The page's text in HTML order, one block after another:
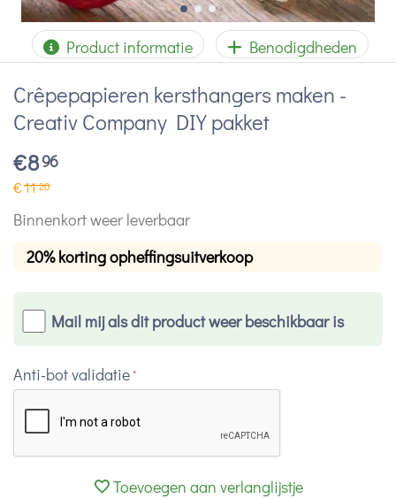
Product informatie Benodigdheden
Crêpepapieren kersthangers maken -
Creativ Company DIY pakket
€896
€1120
Binnenkort weer leverbaar
20% korting opheffingsuitverkoop
Mail mij als dit product weer beschikbaar is
Anti-bot validatie
Toevoegen aan verlanglijstje